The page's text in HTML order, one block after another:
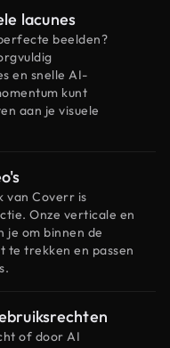
lacunes
beelden?
en snelle AI-
kunt
aan je visuele
van Coverr is
Onze verticale en
je om binnen de
te trekken en passen
of door AI